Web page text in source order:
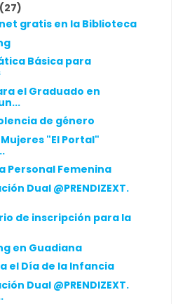
(27)
gratis en la Biblioteca
Básica para
el Graduado en
de género
"El Portal"
Personal Femenina
Dual @PRENDIZEXT.
de inscripción para la
en Guadiana
el Día de la Infancia
Dual @PRENDIZEXT.